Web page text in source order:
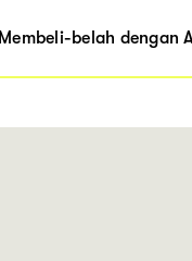
Membeli-belah dengan